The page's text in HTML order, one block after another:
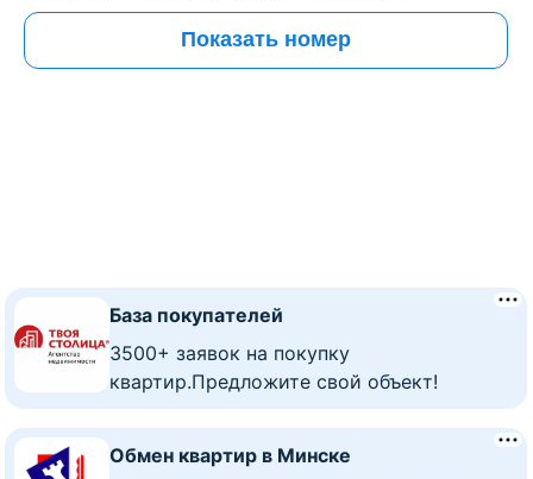
Показать номер
База покупателей
3500+ заявок на покупку
квартир.Предложите свой объект!
Обмен квартир в Минске